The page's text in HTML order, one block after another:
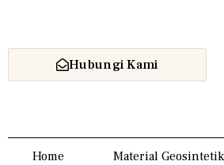
Hubungi Kami
Home Material Geosintetik